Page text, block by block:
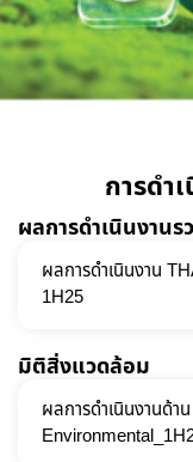
การดำ
ผลการดำเนินงานร
ผลการดำเนินงาน
1H25
มิติสิ่งแวดล้อม
ผลการดำเนินงานด้าน